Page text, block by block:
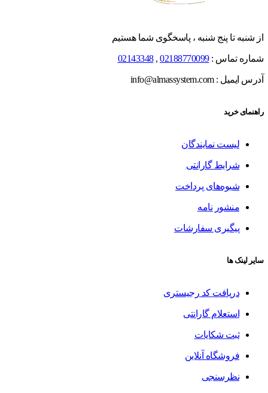
از شنبه تا پنج شنبه ، پاسخگوی شما هستیم
شماره تماس :02188770099
,
02143348
آدرس ایمیل : info@almassystem.com
راهنمای خرید
لیست نمایندگان
شرایط گارانتی
شیوه‌های پرداخت
منشور نامه
پیگیری سفارشات
سایر لینک ها
دریافت کد رجیستری
استعلام گارانتی
ثبت شکایات
فروشگاه آنلاین
نظرسنجی